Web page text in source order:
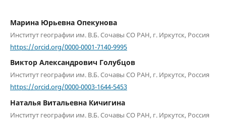
Марина Юрьевна Опекунова
Институт географии им. В.Б. Сочавы СО РАН, г. Иркутск, Россия
https://orcid.org/0000-0001-7140-9995
Виктор Александрович Голубцов
Институт географии им. В.Б. Сочавы СО РАН, г. Иркутск, Россия
https://orcid.org/0000-0003-1644-5453
Наталья Витальевна Кичигина
Институт географии им. В.Б. Сочавы СО РАН, г. Иркутск, Россия